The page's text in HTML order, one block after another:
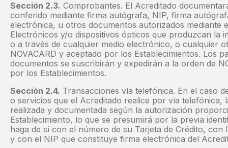
Sección 2.3. Comprobantes. El Acreditado
conferido mediante firma autógrafa, NIP, firma
electrónica, u otros documentos autorizados mediante
Electrónicos y/o dispositivos ópticos que produzcan la
o a través de cualquier medio electrónico, o cualquier
NOVACARD y aceptado por los Establecimientos. Los
documentos se suscribirán y expedirán a la orden de
por los Establecimientos.
Sección 2.4. Transacciones vía telefónica. En el caso
o servicios que el Acreditado realice por vía telefónica,
realizada y documentada según la autorización
Establecimiento, lo que se presumirá por la previa
haga de sí con el número de su Tarjeta de Crédito, con
y con el NIP que constituye firma electrónica del